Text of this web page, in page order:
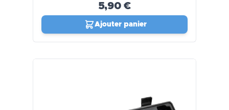
5,90 €
Ajouter panier